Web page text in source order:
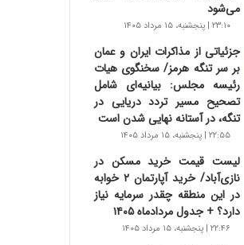
می‌شود
۲۳:۱۰ | پنجشنبه، ۱۵ مرداد ۱۴۰۵
جزئیاتی از مذاکرات ایران و عمان
بر سر تنگه هرمز/ سخنگوی هیات
رئیسه مجلس: بیانیه‌ای شامل
تصحیح مسیر تردد دریایی در
تنگه، در آستانه نهایی شدن است
۲۲:۵۵ | پنجشنبه، ۱۵ مرداد ۱۴۰۵
لیست قیمت خرید مسکن در
نازی‌آباد/ خرید آپارتمان ۲ خوابه
در این منطقه چقدر سرمایه نیاز
دارد؟ + جدول مردادماه ۱۴۰۵
۲۲:۴۶ | پنجشنبه، ۱۵ مرداد ۱۴۰۵